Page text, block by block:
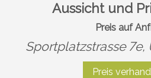
Aussicht und
Preis auf
Sportplatzstrasse 7e,
Preis